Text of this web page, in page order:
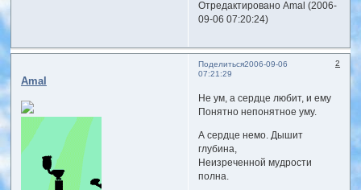
Отредактировано Amal (2006-
09-06 07:20:24)
Поделиться 2
2006-09-06
07:21:29
Amal
Не ум, а сердце любит, и ему
Понятно непонятное уму.
А сердце немо. Дышит
глубина,
Неизреченной мудрости
полна.